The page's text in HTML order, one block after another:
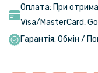
Оплата: При
Visa/MasterСard,
Гарантія: Обмін /